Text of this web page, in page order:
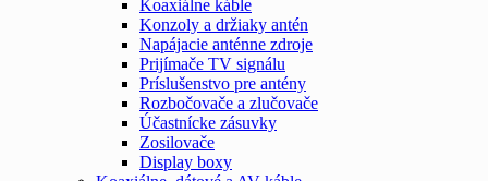
Koaxiálne káble
Konzoly a držiaky antén
Napájacie anténne zdroje
Prijímače TV signálu
Príslušenstvo pre antény
Rozbočovače a zlučovače
Účastnícke zásuvky
Zosilovače
Display boxy